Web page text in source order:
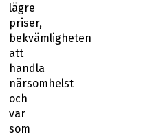
lägre
priser,
bekvämligheten
att
handla
närsomhelst
och
var
som